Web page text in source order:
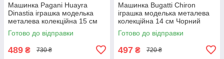
Машинка Pagani Huayra
Dinastia іграшка моделька
металева колекційна 15 см
Темно-синій (59935)
Готово до відправки
489 ₴ 730 ₴
Машинка Bugatti Chiron
іграшка моделька металева
колекційна 14 см Чорний
(59346)
Готово до відправки
497 ₴ 720 ₴